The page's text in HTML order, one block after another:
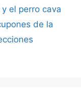
el perro cava
de la